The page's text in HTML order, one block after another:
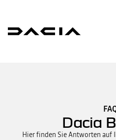
Dacia
Hier finden Sie Antworten auf